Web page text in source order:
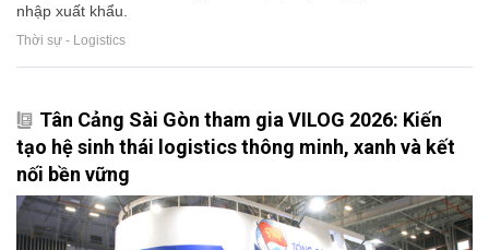
nhập xuất khẩu.
Thời sự - Logistics
Tân Cảng Sài Gòn tham gia VILOG 2026: Kiến
tạo hệ sinh thái logistics thông minh, xanh và kết
nối bền vững